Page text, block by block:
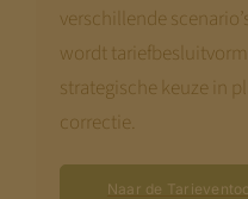
verschillende
wordt
strategische keuze in
correctie.
Naar de